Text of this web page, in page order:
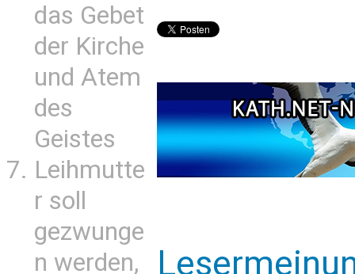
das Gebet
der Kirche
und Atem
des
Geistes
Leihmutte
r soll
gezwunge
n werden,